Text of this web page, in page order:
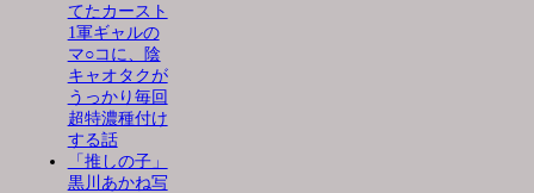
てたカースト
1軍ギャルの
マ○コに、陰
キャオタクが
うっかり毎回
超特濃種付け
する話
「推しの子」
黒川あかね写